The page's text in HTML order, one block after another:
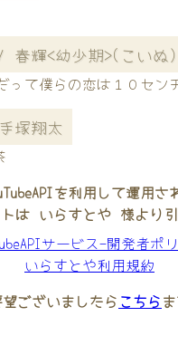
春輝<幼少期>(こいぬ)
って僕らの恋は１０セン
塚翔太
を利用して運用さ
トは いらすとや 様より
サービス-開発者ポ
いらすとや利用規約
ございましたら こちら